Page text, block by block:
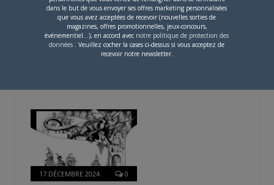
4 JUILLET 2026 0
[Entretien] Mokochan : «
Lors des prémices du
projet, il était déjà
17 DÉCEMBRE 2024 0
dans le but de vous envoyer ses offres marketing personnalisées
que vous avez acceptées de recevoir (nouvelles sorties de
magazines, offres promotionnelles, jeux-concours,
événementiel...), en accord avec notre politique de protection des
données . Veuillez cocher la cases ci-dessus si vous acceptez de
recevoir notre newsletter.